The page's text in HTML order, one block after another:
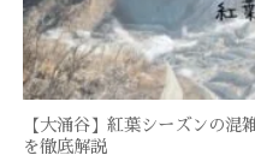
【大涌谷】紅葉シーズンの混
を徹底解説